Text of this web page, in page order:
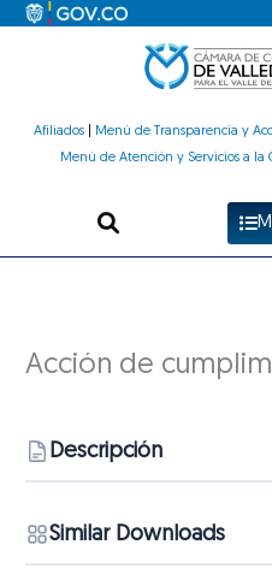
Afiliados| Menú de Transparencia y
Menú de Atención y Servicios a la
Acción de
Descripción
Similar Downloads